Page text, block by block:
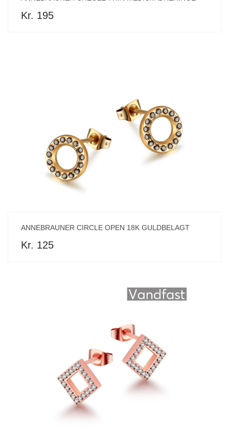
Kr. 195
ANNEBRAUNER CIRCLE OPEN 18K GULDBELAGT
Kr. 125